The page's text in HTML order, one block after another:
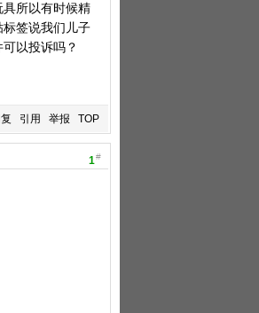
所以有时候精
签说我们儿子
以投诉吗？
引用 举报 TOP
1#